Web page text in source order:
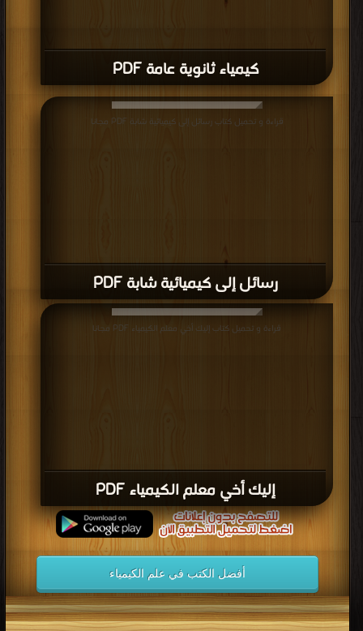
كيمياء ثانوية عامة PDF
رسائل إلى كيميائية شابة PDF
قراءة و تحميل كتاب رسائل إلى كيميائية شابة PDF مجانا
إليك أخي معلم الكيمياء PDF
قراءة و تحميل كتاب إليك أخي معلم الكيمياء PDF مجانا
أفضل الكتب في علم الكيمياء